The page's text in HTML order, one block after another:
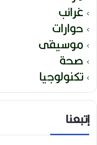
غرائب
حوارات
موسيقى
صحة
تكنولوجيا
إتبعنا